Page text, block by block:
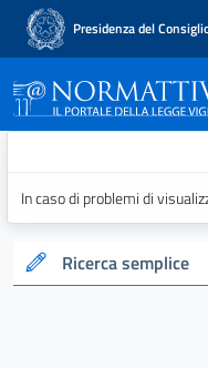
Presidenza del
In caso di problemi di
Ricerca semplice